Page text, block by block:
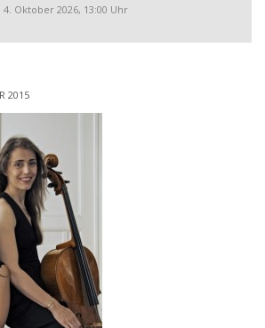
Oktober 2026, 13:00 Uhr
2015